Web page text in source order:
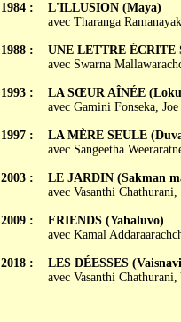
1984 :
1988 :
1993 :
1997 :
2003 :
2009 :
2018 :
L'ILLUSION (Maya)
avec Tharanga
UNE LETTRE ÉCRITE
avec Swarna
LA SŒUR AÎNÉE
avec Gamini Fonseka,
LA MÈRE SEULE
avec Sangeetha
LE JARDIN (Sakman
avec Vasanthi
FRIENDS (Yahaluvo)
avec Kamal
LES DÉESSES
avec Vasanthi